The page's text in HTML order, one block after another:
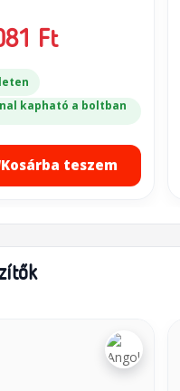
Ft
kapható a boltban
Kosárba teszem